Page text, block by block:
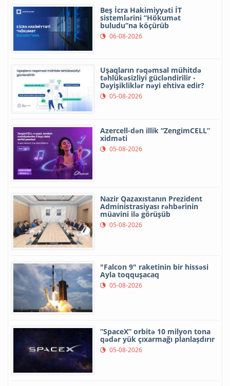
Beş İcra Hakimiyyəti İT
sistemlərini “Hökumət
buludu”na köçürüb
06-08-2026
Uşaqların rəqəmsal mühitdə
təhlükəsizliyi gücləndirilir -
Dəyişikliklər nəyi ehtiva edir?
05-08-2026
Azercell-dən illik “ZengimCELL”
xidməti
05-08-2026
Nazir Qazaxıstanın Prezident
Administrasiyası rəhbərinin
müavini ilə görüşüb
05-08-2026
"Falcon 9" raketinin bir hissəsi
Ayla toqquşacaq
05-08-2026
“SpaceX” orbitə 10 milyon tona
qədər yük çıxarmağı planlaşdırır
05-08-2026